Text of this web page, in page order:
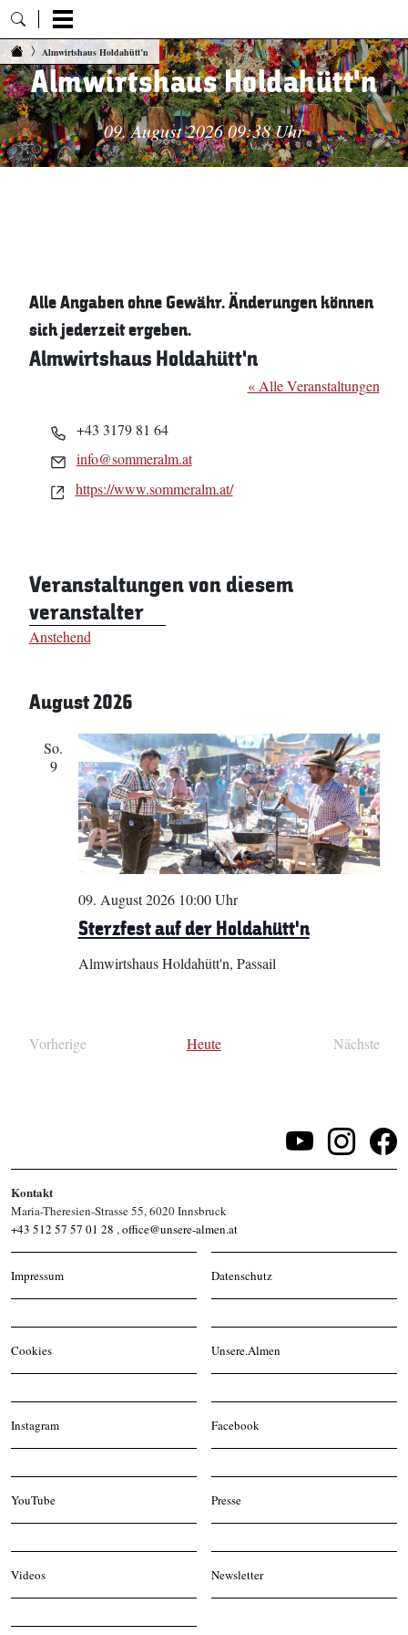
Zum Inhalt springen
Almwirtshaus Holdahütt’n
Almwirtshaus Holdahütt’n
09. August 2026 09:38 Uhr
Alle Angaben ohne Gewähr. Änderungen können
sich jederzeit ergeben.
Almwirtshaus Holdahütt’n
« Alle Veranstaltungen
Telefon
+43 3179 81 64
Email
info@sommeralm.at
Webseite
https://www.sommeralm.at/
Veranstaltungen von diesem
veranstalter
Anstehend
August 2026
So.
9
Sterzfest auf der Holdahütt’n
09. August 2026 10:00 Uhr
Almwirtshaus Holdahütt'n, Passail
Vorherige
Heute
Nächste
Kontakt
Maria-Theresien-Strasse 55, 6020 Innsbruck
+43 512 57 57 01 28 ,office@unsere-almen.at
Impressum Datenschutz
Cookies Unsere.Almen
Instagram Facebook
YouTube Presse
Videos Newsletter